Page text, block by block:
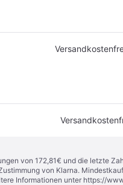
von 172,81€ und die letzte
von Klarna.
Informationen unter https://